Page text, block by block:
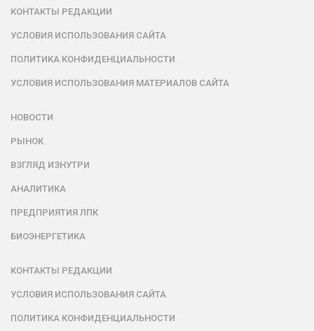
КОНТАКТЫ РЕДАКЦИИ
УСЛОВИЯ ИСПОЛЬЗОВАНИЯ САЙТА
ПОЛИТИКА КОНФИДЕНЦИАЛЬНОСТИ
УСЛОВИЯ ИСПОЛЬЗОВАНИЯ МАТЕРИАЛОВ САЙТА
НОВОСТИ
РЫНОК
ВЗГЛЯД ИЗНУТРИ
АНАЛИТИКА
ПРЕДПРИЯТИЯ ЛПК
БИОЭНЕРГЕТИКА
КОНТАКТЫ РЕДАКЦИИ
УСЛОВИЯ ИСПОЛЬЗОВАНИЯ САЙТА
ПОЛИТИКА КОНФИДЕНЦИАЛЬНОСТИ